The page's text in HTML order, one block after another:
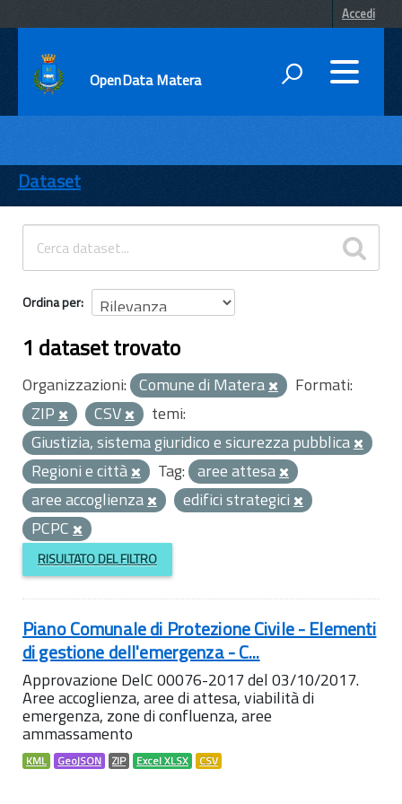
Accedi
OpenData Matera
ENTI
TEMI
INFORMAZIONI
Dataset
Ordina per
1 dataset trovato
Organizzazioni: Comune di Matera
Formati:
ZIP
CSV
temi:
Giustizia, sistema giuridico e sicurezza pubblica
Regioni e città
Tag: aree attesa
aree accoglienza
edifici strategici
PCPC
RISULTATO DEL FILTRO
Piano Comunale di Protezione Civile - Elementi
di gestione dell'emergenza - C...
Approvazione DelC 00076-2017 del 03/10/2017.
Aree accoglienza, aree di attesa, viabilità di
emergenza, zone di confluenza, aree
ammassamento
KML GeoJSON ZIP Excel XLSX CSV